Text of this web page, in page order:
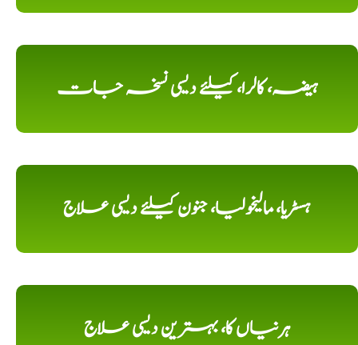
ہیضہ، کالرا، کیلئے دیسی نسخہ جات
ہسٹریا، مالیخولیا، جنون کیلئے دیسی علاج
ہرنیاں کا، بہترین دیسی علاج